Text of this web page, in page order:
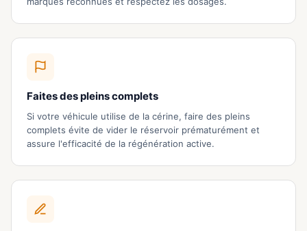
Faites des pleins complets
Si votre véhicule utilise de la cérine, faire des pleins
complets évite de vider le réservoir prématurément et
assure l'efficacité de la régénération active.